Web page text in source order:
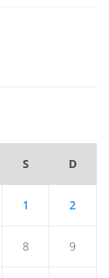
S D
1 2
8 9